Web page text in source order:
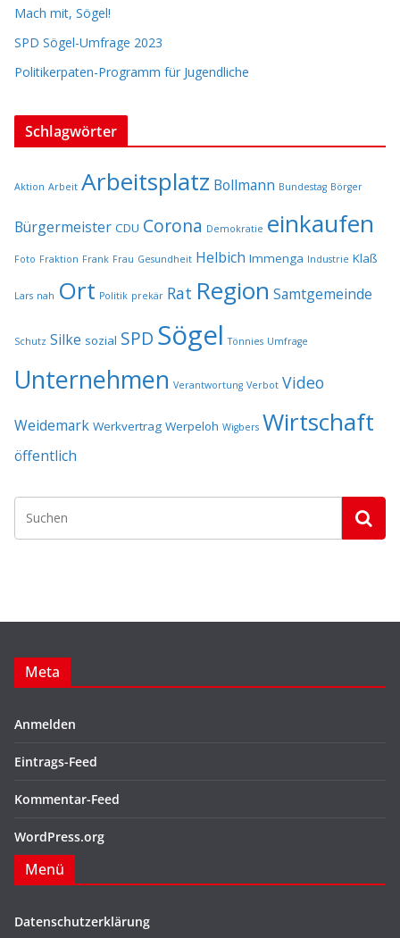
Mach mit, Sögel!
SPD Sögel-Umfrage 2023
Politikerpaten-Programm für Jugendliche
Schlagwörter
Aktion Arbeit Arbeitsplatz Bollmann Bundestag Börger
Bürgermeister CDU Corona Demokratie einkaufen
Foto Fraktion Frank Frau Gesundheit Helbich Immenga Industrie Klaß
Lars nah Ort Politik prekär Rat Region Samtgemeinde
Schutz Silke sozial SPD Sögel Tönnies Umfrage
Unternehmen Verantwortung Verbot Video
Weidemark Werkvertrag Werpeloh Wigbers Wirtschaft
öffentlich
Meta
Anmelden
Eintrags-Feed
Kommentar-Feed
WordPress.org
Menü
Datenschutzerklärung